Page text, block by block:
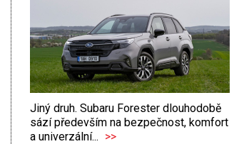
Jiný druh. Subaru Forester dlouhodobě
sází především na bezpečnost, komfort
a univerzální... >>